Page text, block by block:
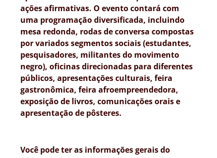
ações afirmativas. O evento contará com
uma programação diversificada, incluindo
mesa redonda, rodas de conversa compostas
por variados segmentos sociais (estudantes,
pesquisadores, militantes do movimento
negro), oficinas direcionadas para diferentes
públicos, apresentações culturais, feira
gastronômica, feira afroempreendedora,
exposição de livros, comunicações orais e
apresentação de pôsteres.
Você pode ter as informações gerais do